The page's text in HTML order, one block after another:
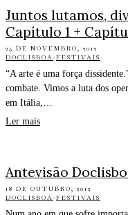
Juntos lutamos,
Capítulo 1 +
25 DE NOVEMBRO, 2012
DOCLISBOA·FESTIVAIS
“A arte é uma força
combate. Vimos a luta dos
em Itália,…
Ler mais
Antevisão
18 DE OUTUBRO, 2012
DOCLISBOA·FESTIVAIS